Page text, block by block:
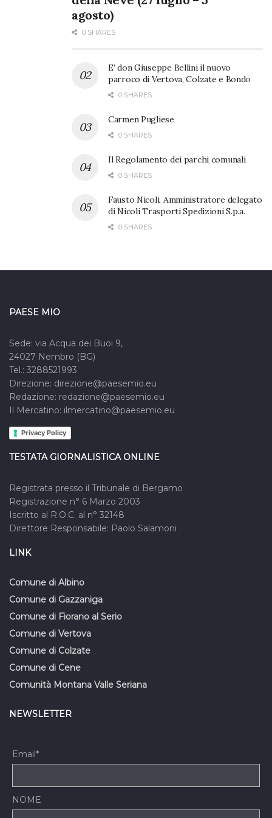
agosto)
0 SHARES
E’ don Giuseppe Bellini il nuovo
parroco di Vertova, Colzate e Bondo
0 SHARES
Carmen Pugliese
0 SHARES
Il Regolamento dei parchi comunali
0 SHARES
Fausto Nicoli, Amministratore delegato
di Nicoli Trasporti Spedizioni S.p.a.
0 SHARES
PAESE MIO
Sede: via Acqua dei Buoi 9,
24027 Nembro (BG)
Tel.: 3288521993
Direzione: direzione@paesemio.eu
Redazione: redazione@paesemio.eu
Il Mercatino: ilmercatino@paesemio.eu
Privacy Policy
TESTATA GIORNALISTICA ONLINE
Registrata presso il Tribunale di Bergamo
Registrazione n° 6 Marzo 2003
Iscritto al R.O.C. al n° 32148
Direttore Responsabile: Paolo Salamoni
LINK
Comune di Albino
Comune di Gazzaniga
Comune di Fiorano al Serio
Comune di Vertova
Comune di Colzate
Comune di Cene
Comunità Montana Valle Seriana
NEWSLETTER
Email*
NOME